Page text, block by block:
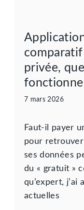
privée,
7 mars 2026
Faut-il payer
pour
ses données
du « gratuit »
qu’expert, j’ai
actuelles